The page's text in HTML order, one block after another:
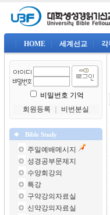
HOME 세계선교 각
비밀번호 기억
회원등록
비번분실
Bible Study
주일예배메시지
성경공부문제지
수양회강의
특강
구약강의자료실
신약강의자료실